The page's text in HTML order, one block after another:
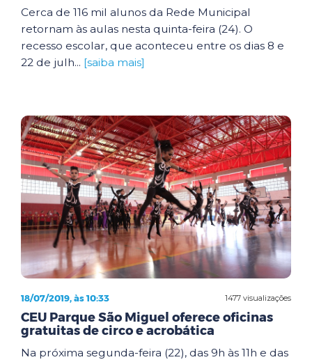
Cerca de 116 mil alunos da Rede Municipal
retornam às aulas nesta quinta-feira (24). O
recesso escolar, que aconteceu entre os dias 8 e
22 de julh... [saiba mais]
1477 visualizações
18/07/2019, às 10:33
CEU Parque São Miguel oferece oficinas
gratuitas de circo e acrobática
Na próxima segunda-feira (22), das 9h às 11h e das